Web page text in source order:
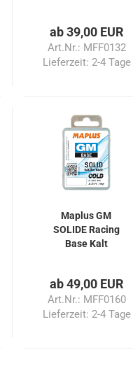
ab 39,00 EUR
Art.Nr.: MFF0132
Lieferzeit: 2-4 Tage
Maplus GM
SOLIDE Racing
Base Kalt
ab 49,00 EUR
Art.Nr.: MFF0160
Lieferzeit: 2-4 Tage